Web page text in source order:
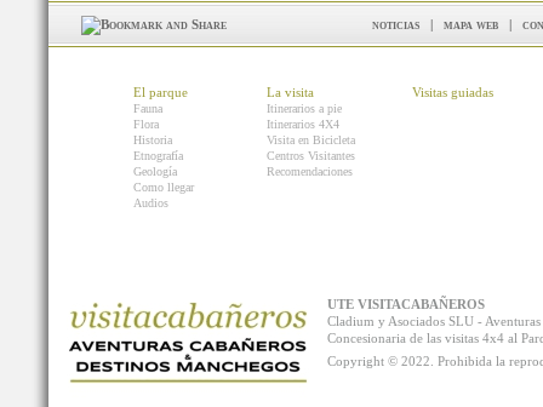
noticias | mapa web |
El parque
Fauna
Flora
Historia
Etnografía
Geología
Como llegar
Audios
La visita
Itinerarios a pie
Itinerarios 4X4
Visita en Bicicleta
Centros Visitantes
Recomendaciones
Visitas guiadas
UTE VISITACABAÑEROS
Cladium y Asociados SLU -
Concesionaria de las visitas 4x4 al
Copyright © 2022. Prohibida la